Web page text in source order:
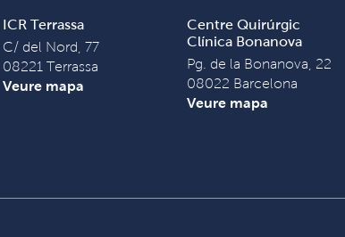
ICR Terrassa
C/ del Nord, 77
08221 Terrassa
Veure mapa
Centre Quirúrgic
Clínica Bonanova
Pg. de la Bonanova, 22
08022 Barcelona
Veure mapa